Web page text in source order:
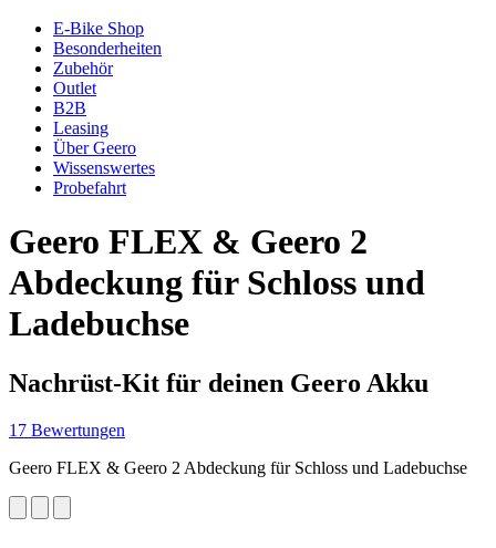
E-Bike Shop
Besonderheiten
Zubehör
Outlet
B2B
Leasing
Über Geero
Wissenswertes
Probefahrt
Geero FLEX & Geero 2
Abdeckung für Schloss und
Ladebuchse
Nachrüst-Kit für deinen Geero Akku
17 Bewertungen
Geero FLEX & Geero 2 Abdeckung für Schloss und Ladebuchse